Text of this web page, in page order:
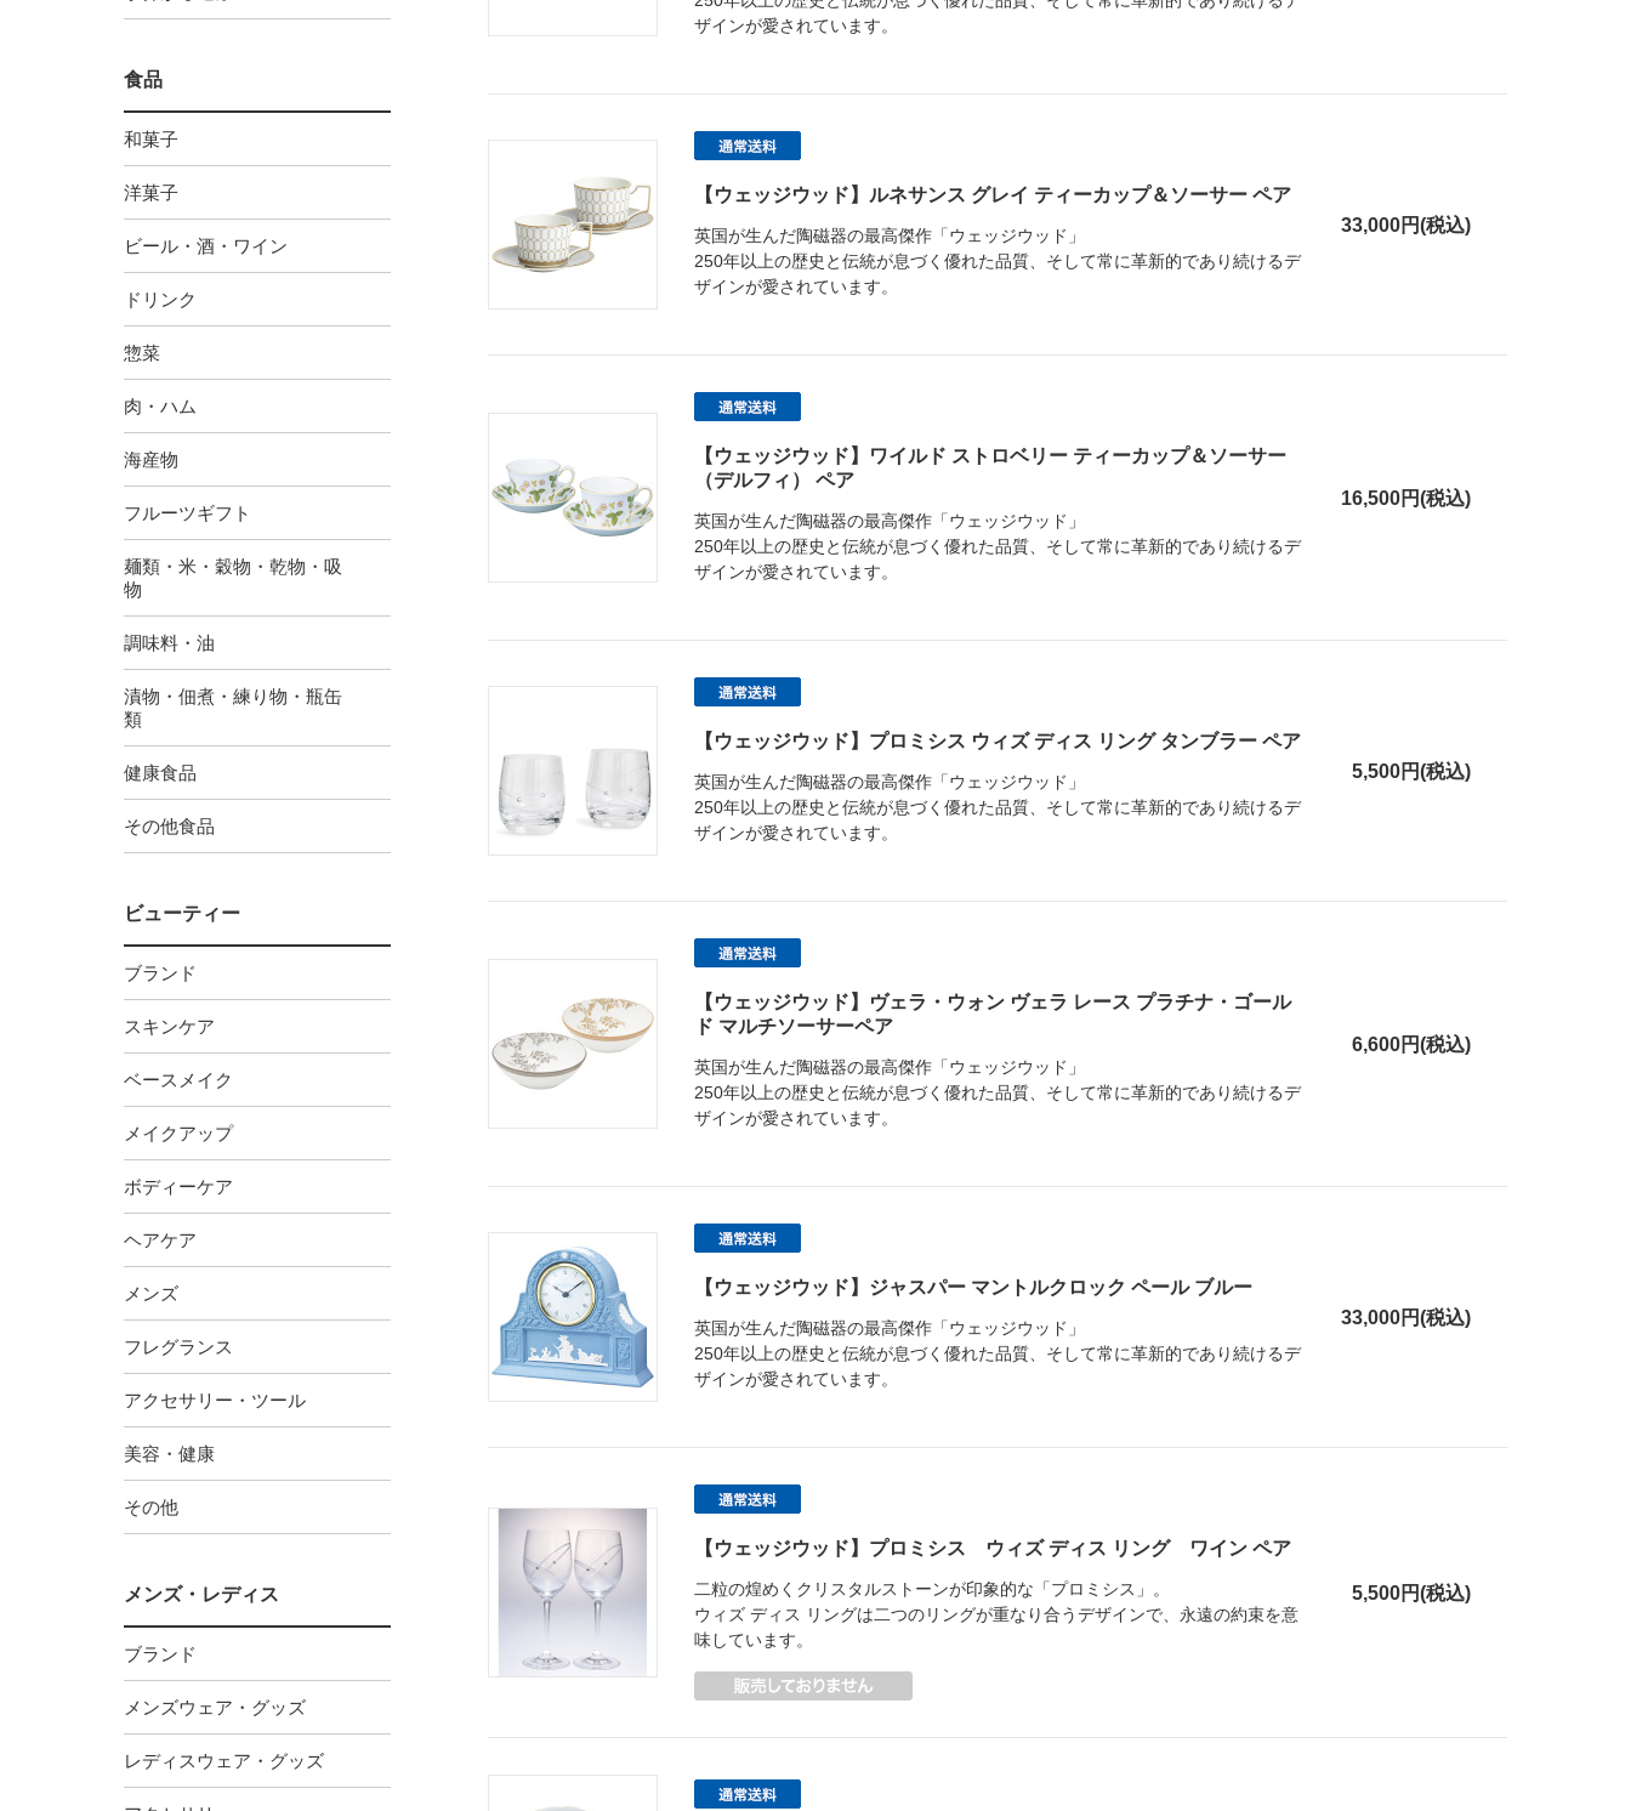
食品
和菓子
洋菓子
ビール・酒・ワイン
ドリンク
惣菜
肉・ハム
海産物
フルーツギフト
麺類・米・穀物・乾物・吸
物
調味料・油
漬物・佃煮・練り物・瓶缶
類
健康食品
その他食品
ビューティー
ブランド
スキンケア
ベースメイク
メイクアップ
ボディーケア
ヘアケア
メンズ
フレグランス
アクセサリー・ツール
美容・健康
その他
メンズ・レディス
ブランド
メンズウェア・グッズ
レディスウェア・グッズ
ザインが愛されています。
【ウェッジウッド】ルネサンス グレイ ティーカップ＆ソーサー ペア
英国が生んだ陶磁器の最高傑作「ウェッジウッド」
250年以上の歴史と伝統が息づく優れた品質、そして常に革新的であり続けるデ
ザインが愛されています。
33,000円(税込)
【ウェッジウッド】ワイルド ストロベリー ティーカップ＆ソーサー
（デルフィ） ペア
英国が生んだ陶磁器の最高傑作「ウェッジウッド」
250年以上の歴史と伝統が息づく優れた品質、そして常に革新的であり続けるデ
ザインが愛されています。
16,500円(税込)
【ウェッジウッド】プロミシス ウィズ ディス リング タンブラー ペア
英国が生んだ陶磁器の最高傑作「ウェッジウッド」
250年以上の歴史と伝統が息づく優れた品質、そして常に革新的であり続けるデ
ザインが愛されています。
5,500円(税込)
【ウェッジウッド】ヴェラ・ウォン ヴェラ レース プラチナ・ゴール
ド マルチソーサーペア
英国が生んだ陶磁器の最高傑作「ウェッジウッド」
250年以上の歴史と伝統が息づく優れた品質、そして常に革新的であり続けるデ
ザインが愛されています。
6,600円(税込)
【ウェッジウッド】ジャスパー マントルクロック ペール ブルー
英国が生んだ陶磁器の最高傑作「ウェッジウッド」
250年以上の歴史と伝統が息づく優れた品質、そして常に革新的であり続けるデ
ザインが愛されています。
33,000円(税込)
【ウェッジウッド】プロミシス ウィズ ディス リング ワイン ペア
二粒の煌めくクリスタルストーンが印象的な「プロミシス」。
ウィズ ディス リングは二つのリングが重なり合うデザインで、永遠の約束を意
味しています。
5,500円(税込)